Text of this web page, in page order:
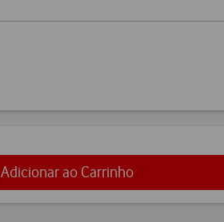
Adicionar ao Carrinho